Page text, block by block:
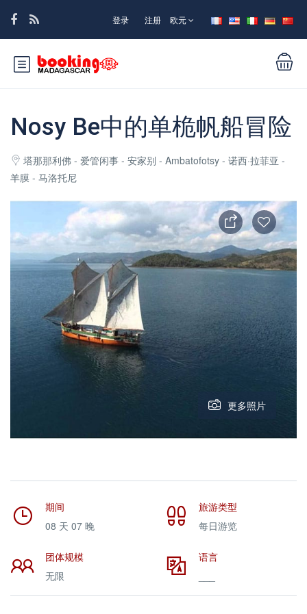
登录 注册 欧元
Nosy Be中的单桅帆船冒险
塔那那利佛 - 爱管闲事 - 安家别 - Ambatofotsy - 诺西·拉菲亚 -
羊膜 - 马洛托尼
更多照片
期间
08 天 07 晚
旅游类型
每日游览
团体规模
无限
语言